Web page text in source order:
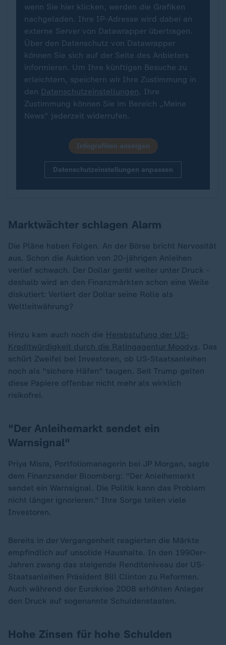
wenn Sie hier klicken, werden die Grafiken
nachgeladen. Ihre IP-Adresse wird dabei an
externe Server von Datawrapper übertragen.
Über den Datenschutz von Datawrapper
können Sie sich auf der Seite des Anbieters
informieren. Um Ihre künftigen Besuche zu
erleichtern, speichern wir Ihre Zustimmung in
den Datenschutzeinstellungen. Ihre
Zustimmung können Sie im Bereich „Meine
News“ jederzeit widerrufen.
Infografiken anzeigen
Datenschutzeinstellungen anpassen
Marktwächter schlagen Alarm
Die Pläne haben Folgen. An der Börse bricht Nervosität
aus. Schon die Auktion von 20-jährigen Anleihen
verlief schwach. Der Dollar gerät weiter unter Druck -
deshalb wird an den Finanzmärkten schon eine Weile
diskutiert: Verliert der Dollar seine Rolle als
Weltleitwährung?
Hinzu kam auch noch die Herabstufung der US-
Kreditwürdigkeit durch die Ratingagentur Moodys. Das
schürt Zweifel bei Investoren, ob US-Staatsanleihen
noch als "sichere Häfen" taugen. Seit Trump gelten
diese Papiere offenbar nicht mehr als wirklich
risikofrei.
"Der Anleihemarkt sendet ein
Warnsignal"
Priya Misra, Portfoliomanagerin bei JP Morgan, sagte
dem Finanzsender Bloomberg: "Der Anleihemarkt
sendet ein Warnsignal. Die Politik kann das Problem
nicht länger ignorieren." Ihre Sorge teilen viele
Investoren.
Bereits in der Vergangenheit reagierten die Märkte
empfindlich auf unsolide Haushalte. In den 1990er-
Jahren zwang das steigende Renditeniveau der US-
Staatsanleihen Präsident Bill Clinton zu Reformen.
Auch während der Eurokrise 2008 erhöhten Anleger
den Druck auf sogenannte Schuldenstaaten.
Hohe Zinsen für hohe Schulden